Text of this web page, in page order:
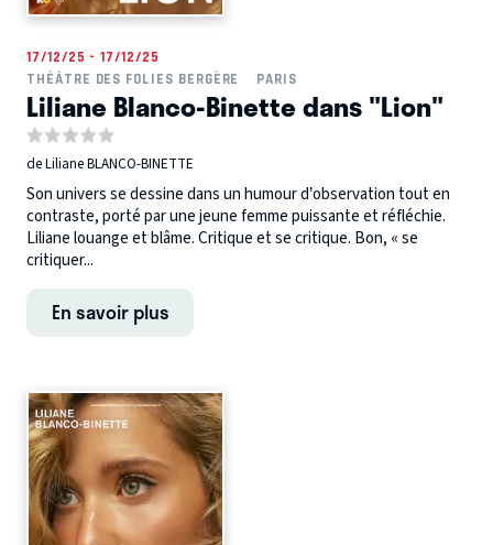
17/12/25 - 17/12/25
THÉÂTRE DES FOLIES BERGÈRE
PARIS
Liliane Blanco-Binette dans "Lion"
de Liliane BLANCO-BINETTE
Son univers se dessine dans un humour d’observation tout en
contraste, porté par une jeune femme puissante et réfléchie.
Liliane louange et blâme. Critique et se critique. Bon, « se
critiquer...
En savoir plus